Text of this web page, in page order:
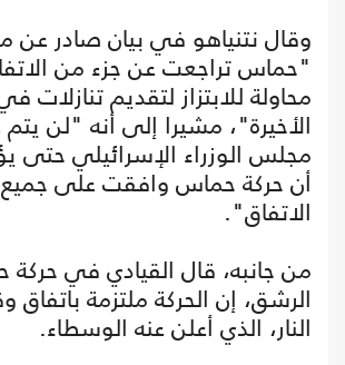
وقال نتنياهو في بيان صادر عن
"حماس تراجعت عن جزء من
محاولة للابتزاز لتقديم تنازلات
الأخيرة"، مشيرا إلى أنه "لن
مجلس الوزراء الإسرائيلي حتى
أن حركة حماس وافقت على جميع
الاتفاق".
من جانبه، قال القيادي في
الرشق، إن الحركة ملتزمة
النار، الذي أعلن عنه الوسطاء.